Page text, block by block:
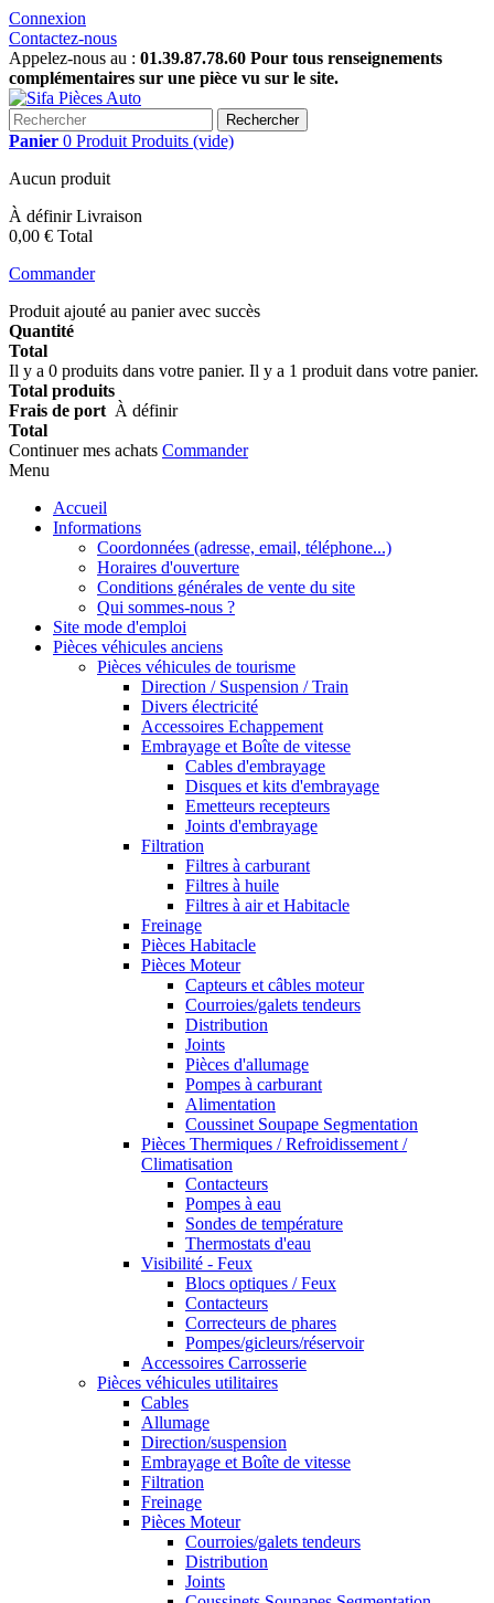
Connexion
Contactez-nous
Appelez-nous au : 01.39.87.78.60 Pour tous renseignements
complémentaires sur une pièce vu sur le site.
Rechercher
Panier 0 Produit Produits (vide)
Aucun produit
À définirLivraison
0,00 € Total
Commander
Produit ajouté au panier avec succès
Quantité
Total
Il y a 0 produits dans votre panier. Il y a 1 produit dans votre panier.
Total produits
Frais de port À définir
Total
Continuer mes achats Commander
Menu
Accueil
Informations
Coordonnées (adresse, email, téléphone...)
Horaires d'ouverture
Conditions générales de vente du site
Qui sommes-nous ?
Site mode d'emploi
Pièces véhicules anciens
Pièces véhicules de tourisme
Direction / Suspension / Train
Divers électricité
Accessoires Echappement
Embrayage et Boîte de vitesse
Cables d'embrayage
Disques et kits d'embrayage
Emetteurs recepteurs
Joints d'embrayage
Filtration
Filtres à carburant
Filtres à huile
Filtres à air et Habitacle
Freinage
Pièces Habitacle
Pièces Moteur
Capteurs et câbles moteur
Courroies/galets tendeurs
Distribution
Joints
Pièces d'allumage
Pompes à carburant
Alimentation
Coussinet Soupape Segmentation
Pièces Thermiques / Refroidissement /
Climatisation
Contacteurs
Pompes à eau
Sondes de température
Thermostats d'eau
Visibilité - Feux
Blocs optiques / Feux
Contacteurs
Correcteurs de phares
Pompes/gicleurs/réservoir
Accessoires Carrosserie
Pièces véhicules utilitaires
Cables
Allumage
Direction/suspension
Embrayage et Boîte de vitesse
Filtration
Freinage
Pièces Moteur
Courroies/galets tendeurs
Distribution
Joints